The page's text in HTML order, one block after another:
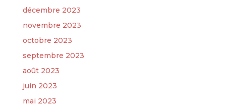
décembre 2023
novembre 2023
octobre 2023
septembre 2023
août 2023
juin 2023
mai 2023